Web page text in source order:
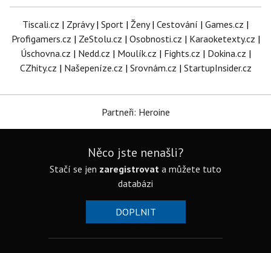
Tiscali.cz | Zprávy| Sport | Ženy| Cestování | Games.cz |
Profigamers.cz | ZeStolu.cz | Osobnosti.cz | Karaoketexty.cz |
Úschovna.cz | Nedd.cz | Moulík.cz | Fights.cz | Dokina.cz |
CZhity.cz | Našepeníze.cz | Srovnám.cz | StartupInsider.cz
Partneři: Heroine
Něco jste nenašli?
Stačí se jen zaregistrovat a můžete tuto
databázi
DOPLNIT